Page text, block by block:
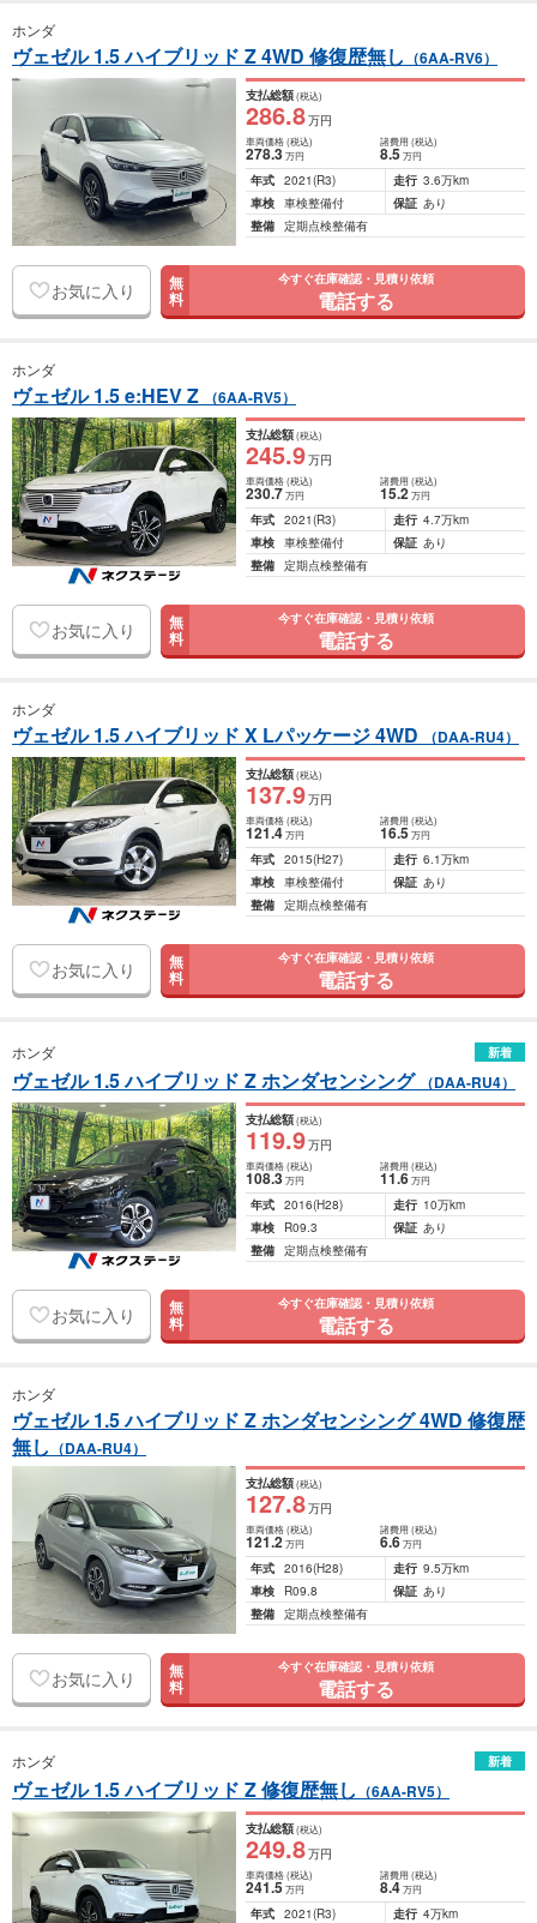
ホンダ
ヴェゼル 1.5 ハイブリッド Z 4WD 修復歴無し （6AA-RV6）
支払総額(税込)
286.8万円
車両価格(税込)
278.3万円
諸費用 (税込)
8.5 万円
年式 2021(R3) 走行 3.6万km
車検 車検整備付 保証 あり
整備 定期点検整備有
お気に入り 無
料
今すぐ在庫確認・見積り依頼
電話する
ホンダ
ヴェゼル 1.5 e:HEV Z （6AA-RV5）
支払総額(税込)
245.9万円
車両価格(税込)
230.7万円
諸費用 (税込)
15.2 万円
年式 2021(R3) 走行 4.7万km
車検 車検整備付 保証 あり
整備 定期点検整備有
お気に入り 無
料
今すぐ在庫確認・見積り依頼
電話する
ホンダ
ヴェゼル 1.5 ハイブリッド X Lパッケージ 4WD （DAA-RU4）
支払総額(税込)
137.9万円
車両価格(税込)
121.4万円
諸費用 (税込)
16.5 万円
年式 2015(H27) 走行 6.1万km
車検 車検整備付 保証 あり
整備 定期点検整備有
お気に入り 無
料
今すぐ在庫確認・見積り依頼
電話する
ホンダ 新着
ヴェゼル 1.5 ハイブリッド Z ホンダセンシング （DAA-RU4）
支払総額(税込)
119.9万円
車両価格(税込)
108.3万円
諸費用 (税込)
11.6 万円
年式 2016(H28) 走行 10万km
車検
R09.3 保証 あり
整備 定期点検整備有
お気に入り 無
料
今すぐ在庫確認・見積り依頼
電話する
ホンダ
ヴェゼル 1.5 ハイブリッド Z ホンダセンシング 4WD 修復歴
無し （DAA-RU4）
支払総額(税込)
127.8万円
車両価格(税込)
121.2万円
諸費用 (税込)
6.6 万円
年式 2016(H28) 走行 9.5万km
車検
R09.8 保証 あり
整備 定期点検整備有
お気に入り 無
料
今すぐ在庫確認・見積り依頼
電話する
ホンダ 新着
ヴェゼル 1.5 ハイブリッド Z 修復歴無し （6AA-RV5）
支払総額(税込)
249.8万円
車両価格(税込)
241.5万円
諸費用 (税込)
8.4 万円
年式 2021(R3) 走行 4万km